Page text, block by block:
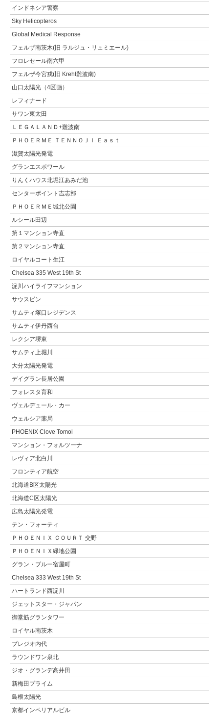
インドネシア警察
Sky Helicopteros
Global Medical Response
フェルザ南茨木(旧 ラルジュ・リュミエール)
フロレセール南六甲
フェルザ今宮戎(旧 Krehl難波南)
山口太陽光（4区画）
レフィナード
サワン東太田
ＬＥＧＡＬＡＮＤ+難波南
ＰＨＯＥＲＭＥ ＴＥＮＮＯＪＩ Ｅａｓｔ
滋賀太陽光発電
グランエスポワール
りんくハウス北堀江あみだ池
センターポイント吉志部
ＰＨＯＥＲＭＥ城北公園
ルシール田辺
第１マンション寺直
第２マンション寺直
ロイヤルコート生江
Chelsea 335 West 19th St
淀川ハイライフマンション
サウスビン
サムティ塚口レジデンス
サムティ伊丹西台
レクシア堺東
サムティ上堀川
大分太陽光発電
デイグラン長居公園
フォレスタ育和
ヴェルデュール・カー
ウェルシア薬局
PHOENIX Clove Tomoi
マンション・フォルツーナ
レヴィア北白川
フロンティア航空
北海道B区太陽光
北海道C区太陽光
広島太陽光発電
テン・フォーティ
ＰＨＯＥＮＩＸ ＣＯＵＲＴ 交野
ＰＨＯＥＮＩＸ緑地公園
グラン・ブルー宿屋町
Chelsea 333 West 19th St
ハートランド西淀川
ジェットスター・ジャパン
御堂筋グランタワー
ロイヤル南茨木
プレジオ内代
ラウンドワン泉北
ジオ・グランデ高井田
新梅田プライム
島根太陽光
京都インペリアルビル